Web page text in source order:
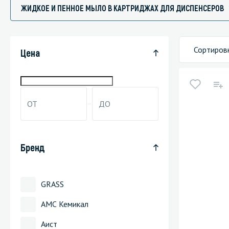
Защитные
Средства
Средства
ЖИДКОЕ И ПЕННОЕ МЫЛО В КАРТРИДЖАХ ДЛЯ ДИСПЕНСЕРОВ
Цена
Бренд
GRASS
АМС Кемикал
Аист